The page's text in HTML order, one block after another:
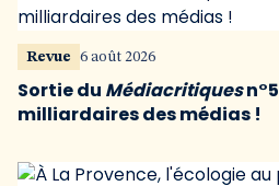
Revue 6 août 2026
Sortie du Médiacritiques
milliardaires des médias !